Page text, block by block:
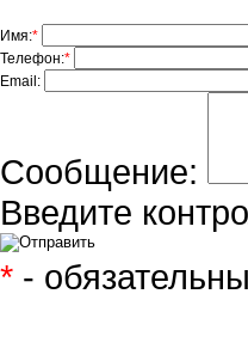
Имя:*
Телефон:*
Email:
Сообщение:
Введите
* -